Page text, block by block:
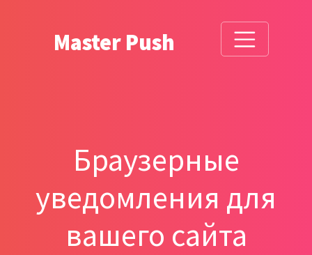
Master Push
Браузерные
уведомления для
вашего сайта